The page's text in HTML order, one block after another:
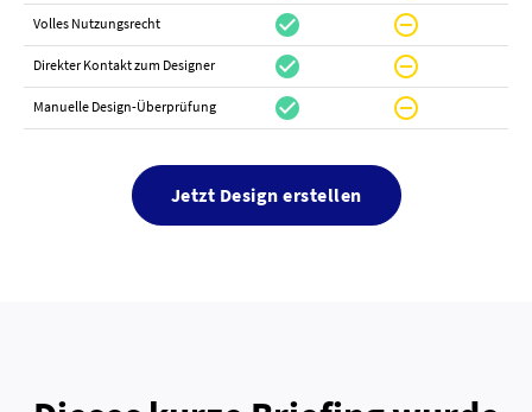
Volles Nutzungsrecht check_circle do_not_disturb_on
Direkter Kontakt zum Designer check_circle do_not_disturb_on
Manuelle Design-Überprüfung check_circle do_not_disturb_on
Jetzt Design erstellen